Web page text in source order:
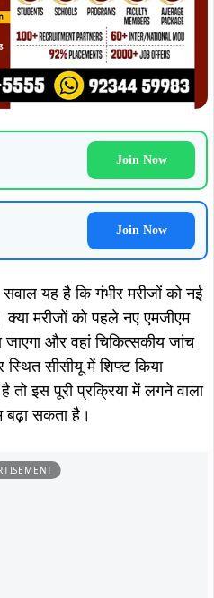
Join Now
Join Now
यह है कि गंभीर मरीजों को नई
मरीजों को पहले नए एमजीएम
और वहां चिकित्सकीय जांच
स्थित सीसीयू में शिफ्ट किया
तो इस पूरी प्रक्रिया में लगने वाला
बढ़ा सकता है।